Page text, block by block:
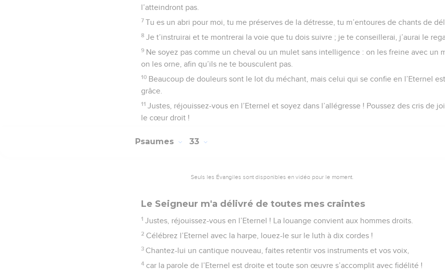
l’atteindront pas.
7 Tu es un abri pour moi, tu me préserves de la détresse, tu m’entoures de chants de
8 Je t’instruirai et te montrerai la voie que tu dois suivre ; je te conseillerai, j’aurai le
9 Ne soyez pas comme un cheval ou un mulet sans intelligence : on les freine avec un
on les orne, afin qu’ils ne te bousculent pas.
10 Beaucoup de douleurs sont le lot du méchant, mais celui qui se confie en l’Eternel
grâce.
11 Justes, réjouissez-vous en l’Eternel et soyez dans l’allégresse ! Poussez des cris de
le cœur droit !
Psaumes 33
Seuls les Évangiles sont disponibles en vidéo pour le moment.
Le Seigneur m'a délivré de toutes mes craintes
1 Justes, réjouissez-vous en l’Eternel ! La louange convient aux hommes droits.
2 Célébrez l’Eternel avec la harpe, louez-le sur le luth à dix cordes !
3 Chantez-lui un cantique nouveau, faites retentir vos instruments et vos voix,
4 car la parole de l’Eternel est droite et toute son œuvre s’accomplit avec fidélité !